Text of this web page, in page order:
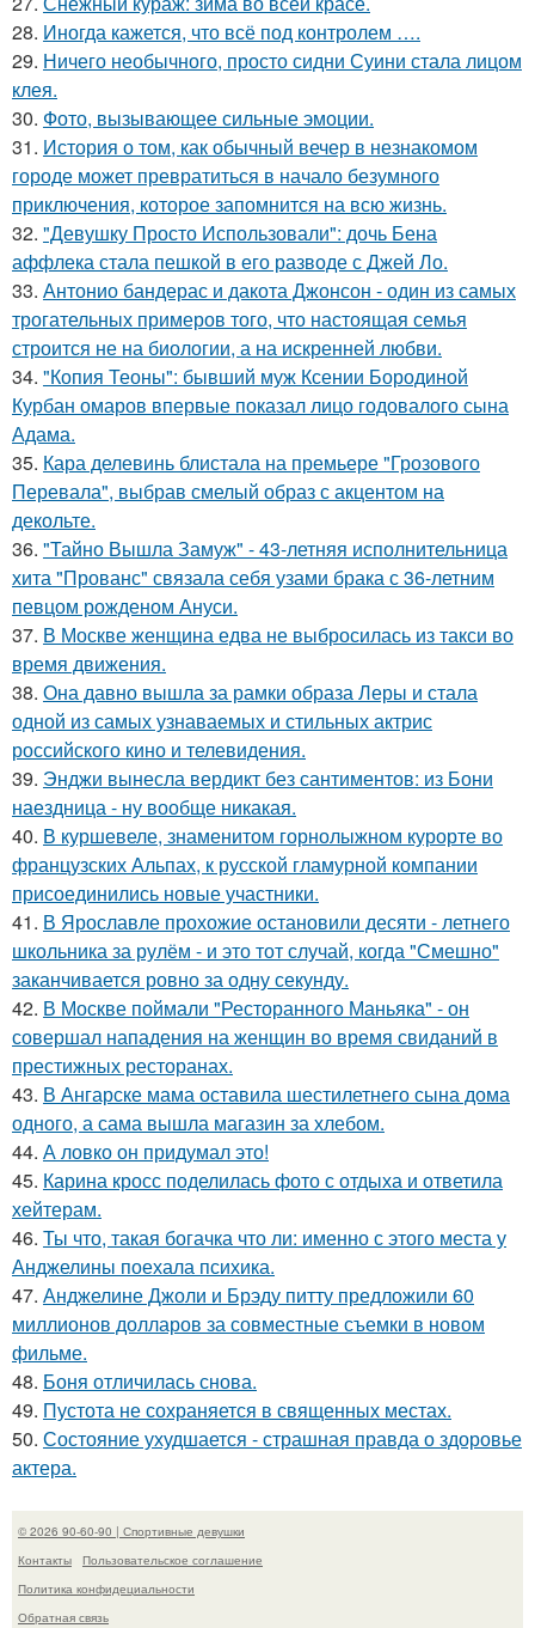
28. Иногда кажется, что всё под контролем ….
29. Ничего необычного, просто сидни Суини стала лицом
клея.
30. Фото, вызывающее сильные эмоции.
31. История о том, как обычный вечер в незнакомом
городе может превратиться в начало безумного
приключения, которое запомнится на всю жизнь.
32. "Девушку Просто Использовали": дочь Бена
аффлека стала пешкой в его разводе с Джей Ло.
33. Антонио бандерас и дакота Джонсон - один из самых
трогательных примеров того, что настоящая семья
строится не на биологии, а на искренней любви.
34. "Копия Теоны": бывший муж Ксении Бородиной
Курбан омаров впервые показал лицо годовалого сына
Адама.
35. Кара делевинь блистала на премьере "Грозового
Перевала", выбрав смелый образ с акцентом на
декольте.
36. "Тайно Вышла Замуж" - 43-летняя исполнительница
хита "Прованс" связала себя узами брака с 36-летним
певцом рожденом Ануси.
37. В Москве женщина едва не выбросилась из такси во
время движения.
38. Она давно вышла за рамки образа Леры и стала
одной из самых узнаваемых и стильных актрис
российского кино и телевидения.
39. Энджи вынесла вердикт без сантиментов: из Бони
наездница - ну вообще никакая.
40. В куршевеле, знаменитом горнолыжном курорте во
французских Альпах, к русской гламурной компании
присоединились новые участники.
41. В Ярославле прохожие остановили десяти - летнего
школьника за рулём - и это тот случай, когда "Смешно"
заканчивается ровно за одну секунду.
42. В Москве поймали "Ресторанного Маньяка" - он
совершал нападения на женщин во время свиданий в
престижных ресторанах.
43. В Ангарске мама оставила шестилетнего сына дома
одного, а сама вышла магазин за хлебом.
44. А ловко он придумал это!
45. Карина кросс поделилась фото с отдыха и ответила
хейтерам.
46. Ты что, такая богачка что ли: именно с этого места у
Анджелины поехала психика.
47. Анджелине Джоли и Брэду питту предложили 60
миллионов долларов за совместные съемки в новом
фильме.
48. Боня отличилась снова.
49. Пустота не сохраняется в священных местах.
50. Состояние ухудшается - страшная правда о здоровье
актера.
© 2026 90-60-90 | Спортивные девушки
Контакты
Пользовательское соглашение
Политика конфидециальности
Обратная связь